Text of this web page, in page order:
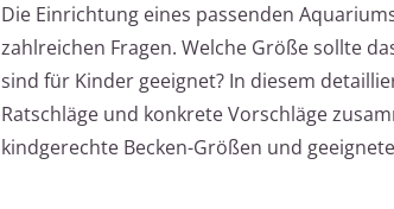
Die Einrichtung eines passenden
zahlreichen Fragen. Welche Größe sollte
sind für Kinder geeignet? In diesem
Ratschläge und konkrete Vorschläge
kindgerechte Becken-Größen und